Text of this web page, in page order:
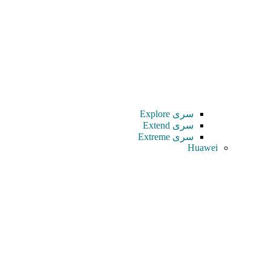
سری Explore
سری Extend
سری Extreme
Huawei